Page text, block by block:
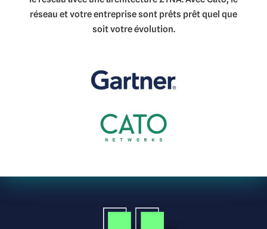
réseau et votre entreprise sont prêts prêt quel que
soit votre évolution.